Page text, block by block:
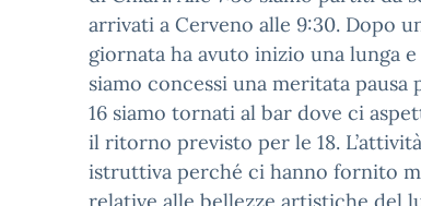
arrivati a Cerveno alle 9:30. Dopo
giornata ha avuto inizio una lunga
siamo concessi una meritata pausa
16 siamo tornati al bar dove ci
il ritorno previsto per le 18.
istruttiva perché ci hanno fornito